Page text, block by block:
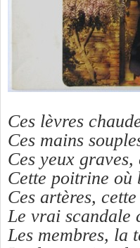
Ces lèvres
Ces mains
Ces yeux
Cette poitrine
Ces artères,
Le vrai scandale
Les membres, la